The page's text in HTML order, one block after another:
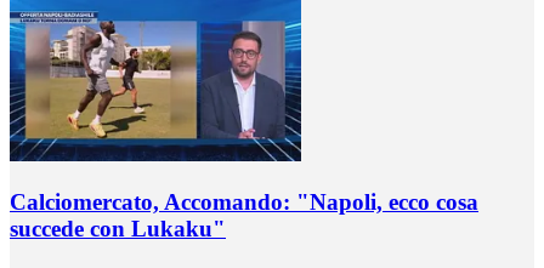
Calciomercato, Accomando: "Napoli, ecco cosa
succede con Lukaku"